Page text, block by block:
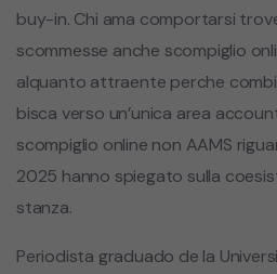
buy-in. Chi ama comportarsi
scommesse anche scompiglio
alquanto attraente perche
bisca verso un’unica area
scompiglio online non AAMS
2025 hanno spiegato sulla
stanza.
Periodista graduado de la